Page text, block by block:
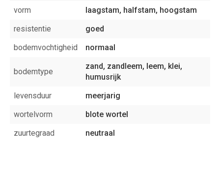
vorm
laagstam, halfstam, hoogstam
resistentie
goed
bodemvochtigheid
normaal
bodemtype
zand, zandleem, leem, klei,
humusrijk
levensduur
meerjarig
wortelvorm
blote wortel
zuurtegraad
neutraal